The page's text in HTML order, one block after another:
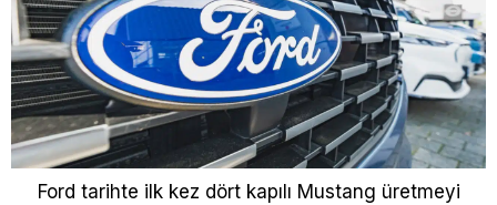
Ford tarihte ilk kez dört kapılı Mustang üretmeyi